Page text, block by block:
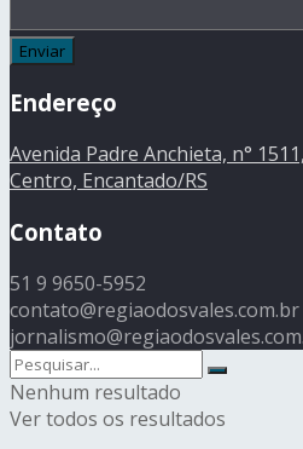
Endereço
Avenida Padre Anchieta, n°
Centro, Encantado/RS
Contato
51 9 9650-5952
contato@regiaodosvales.com.br
Nenhum resultado
Ver todos os resultados